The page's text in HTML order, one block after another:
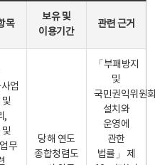
목
보유 및
이용기간
관련 근거
업
및
,
및
무
당해 연도
종합청렴도
「부패방지
및
국민권익위원
설치와
운영에
관한
법률」 제